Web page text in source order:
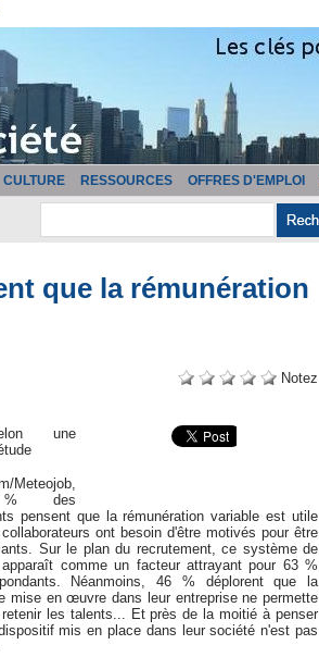
CULTURE RESSOURCES OFFRES D'EMPLOI
que la rémunération
Notez
une
Meteojob,
des
pensent que la rémunération variable est utile
ont besoin d'être motivés pour être
Sur le plan du recrutement, ce système de
comme un facteur attrayant pour 63 %
Néanmoins, 46 % déplorent que la
mise en œuvre dans leur entreprise ne permette
les talents... Et près de la moitié à penser
mis en place dans leur société n'est pas